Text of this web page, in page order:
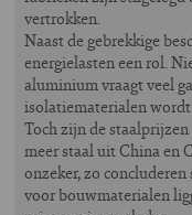
vertrokken.
Naast de gebrekkige
energielasten een rol.
aluminium vraagt veel
isolatiematerialen
Toch zijn de
meer staal uit China en
onzeker, zo
voor bouwmaterialen